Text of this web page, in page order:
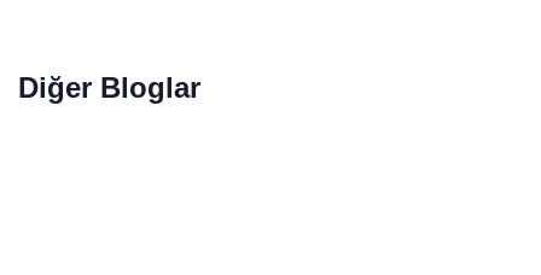
Diğer Bloglar